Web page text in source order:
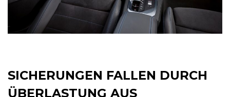
SICHERUNGEN FALLEN DURCH
ÜBERLASTUNG AUS